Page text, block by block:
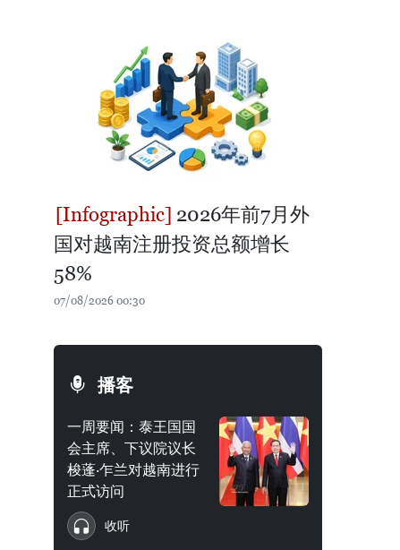
2026年前7月外
国对越南注册投资总额增长
58%
07/08/2026 00:30
播客
一周要闻：泰王国国
会主席、下议院议长
梭蓬·乍兰对越南进行
正式访问
收听